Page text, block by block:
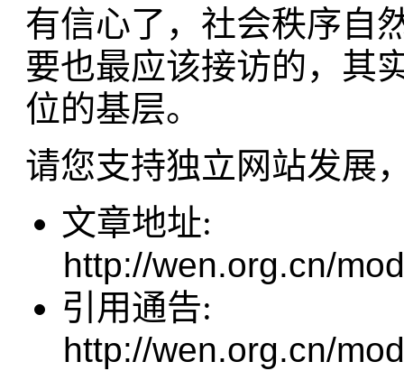
有信心了，社会秩序自
要也最应该接访的，其
位的基层。
请您支持独立网站发展
文章地址:
http://wen.org.cn/
引用通告:
http://wen.org.cn/